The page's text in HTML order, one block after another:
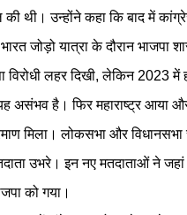
की थी। उन्होंने कहा कि बाद में
जोड़ो यात्रा के दौरान भाजपा
विरोधी लहर दिखी, लेकिन 2023
असंभव है। फिर महाराष्ट्र आया
मिला। लोकसभा और विधानसभा
उभरे। इन नए मतदाताओं ने जहां
को गया।